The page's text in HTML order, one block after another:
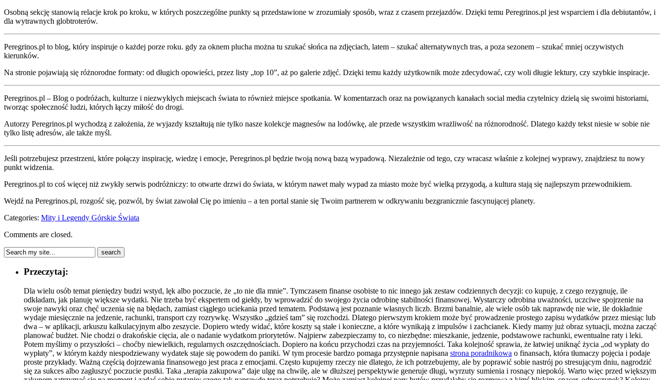
Osobną sekcję stanowią relacje krok po kroku, w których poszczególne punkty są przedstawione w zrozumiały sposób, wraz z czasem przejazdów. Dzięki temu Peregrinos.pl jest wsparciem i dla debiutantów, i
dla wytrawnych globtroterów.
Peregrinos.pl to blog, który inspiruje o każdej porze roku. gdy za oknem plucha można tu szukać słońca na zdjęciach, latem – szukać alternatywnych tras, a poza sezonem – szukać mniej oczywistych
kierunków.
Na stronie pojawiają się różnorodne formaty: od długich opowieści, przez listy „top 10”, aż po galerie zdjęć. Dzięki temu każdy użytkownik może zdecydować, czy woli długie lektury, czy szybkie inspiracje.
Peregrinos.pl – Blog o podróżach, kulturze i niezwykłych miejscach świata to również miejsce spotkania. W komentarzach oraz na powiązanych kanałach social media czytelnicy dzielą się swoimi historiami,
tworząc społeczność ludzi, których łączy miłość do drogi.
Autorzy Peregrinos.pl wychodzą z założenia, że wyjazdy kształtują nie tylko nasze kolekcje magnesów na lodówkę, ale przede wszystkim wrażliwość na różnorodność. Dlatego każdy tekst niesie w sobie nie
tylko listę adresów, ale także myśl.
Jeśli potrzebujesz przestrzeni, które połączy inspirację, wiedzę i emocje, Peregrinos.pl będzie twoją nową bazą wypadową. Niezależnie od tego, czy wracasz właśnie z kolejnej wyprawy, znajdziesz tu nowy
punkt widzenia.
Peregrinos.pl to coś więcej niż zwykły serwis podróżniczy: to otwarte drzwi do świata, w którym nawet mały wypad za miasto może być wielką przygodą, a kultura stają się najlepszym przewodnikiem.
Wejdź na Peregrinos.pl, rozgość się, pozwól, by świat zawołał Cię po imieniu – a ten portal stanie się Twoim partnerem w odkrywaniu bezgranicznie fascynującej planety.
Categories: Mity i Legendy Górskie Świata
Comments are closed.
Przeczytaj:
Dla wielu osób temat pieniędzy budzi wstyd, lęk albo poczucie, że „to nie dla mnie”. Tymczasem finanse osobiste to nic innego jak zestaw codziennych decyzji: co kupuję, z czego rezygnuję, ile
odkładam, jak planuję większe wydatki. Nie trzeba być ekspertem od giełdy, by wprowadzić do swojego życia odrobinę stabilności finansowej. Wystarczy odrobina uważności, uczciwe spojrzenie na
swoje nawyki oraz chęć uczenia się na błędach, zamiast ciągłego uciekania przed tematem. Podstawą jest poznanie własnych liczb. Brzmi banalnie, ale wiele osób tak naprawdę nie wie, ile dokładnie
wydaje miesięcznie na jedzenie, rachunki, transport czy rozrywkę. Wszystko „gdzieś tam” się rozchodzi. Dlatego pierwszym krokiem może być prowadzenie prostego zapisu wydatków przez miesiąc lub
dwa – w aplikacji, arkuszu kalkulacyjnym albo zeszycie. Dopiero wtedy widać, które koszty są stałe i konieczne, a które wynikają z impulsów i zachcianek. Kiedy mamy już obraz sytuacji, można zacząć
planować budżet. Nie chodzi o drakońskie cięcia, ale o nadanie wydatkom priorytetów. Najpierw zabezpieczamy to, co niezbędne: mieszkanie, jedzenie, podstawowe rachunki, ewentualne raty i leki.
Potem myślimy o przyszłości – choćby niewielkich, regularnych oszczędnościach. Dopiero na końcu przychodzi czas na przyjemności. Taka kolejność sprawia, że łatwiej uniknąć życia „od wypłaty do
wypłaty”, w którym każdy niespodziewany wydatek staje się powodem do paniki. W tym procesie bardzo pomaga przystępnie napisana strona poradnikowa o finansach, która tłumaczy pojęcia i podaje
proste przykłady. Ważną częścią dojrzewania finansowego jest praca z emocjami. Często kupujemy rzeczy nie dlatego, że ich potrzebujemy, ale by poprawić sobie nastrój po stresującym dniu, nagrodzić
się za sukces albo zagłuszyć poczucie pustki. Taka „terapia zakupowa” daje ulgę na chwilę, ale w dłuższej perspektywie generuje długi, wyrzuty sumienia i rosnący niepokój. Warto więc przed większym